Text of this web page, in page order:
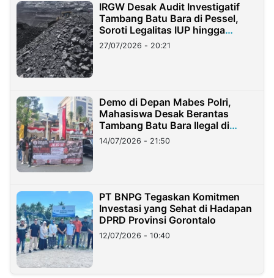
IRGW Desak Audit Investigatif
Tambang Batu Bara di Pessel,
Soroti Legalitas IUP hingga
Stockpile
27/07/2026 - 20:21
Demo di Depan Mabes Polri,
Mahasiswa Desak Berantas
Tambang Batu Bara Ilegal di
Lampung
14/07/2026 - 21:50
PT BNPG Tegaskan Komitmen
Investasi yang Sehat di Hadapan
DPRD Provinsi Gorontalo
12/07/2026 - 10:40